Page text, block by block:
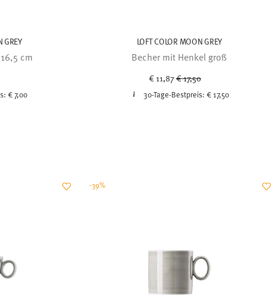
GREY
cm
from
€ 7,00
LOFT COLOR MOON GREY
Becher mit Henkel groß
€ 11,87 Price reduced from
€ 17,50
30-Tage-Bestpreis: € 17,50
-39%